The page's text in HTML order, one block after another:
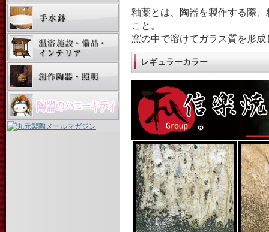
釉薬とは、陶器を製作する際
こと。
窯の中で溶けてガラス質を形
レギュラーカラー